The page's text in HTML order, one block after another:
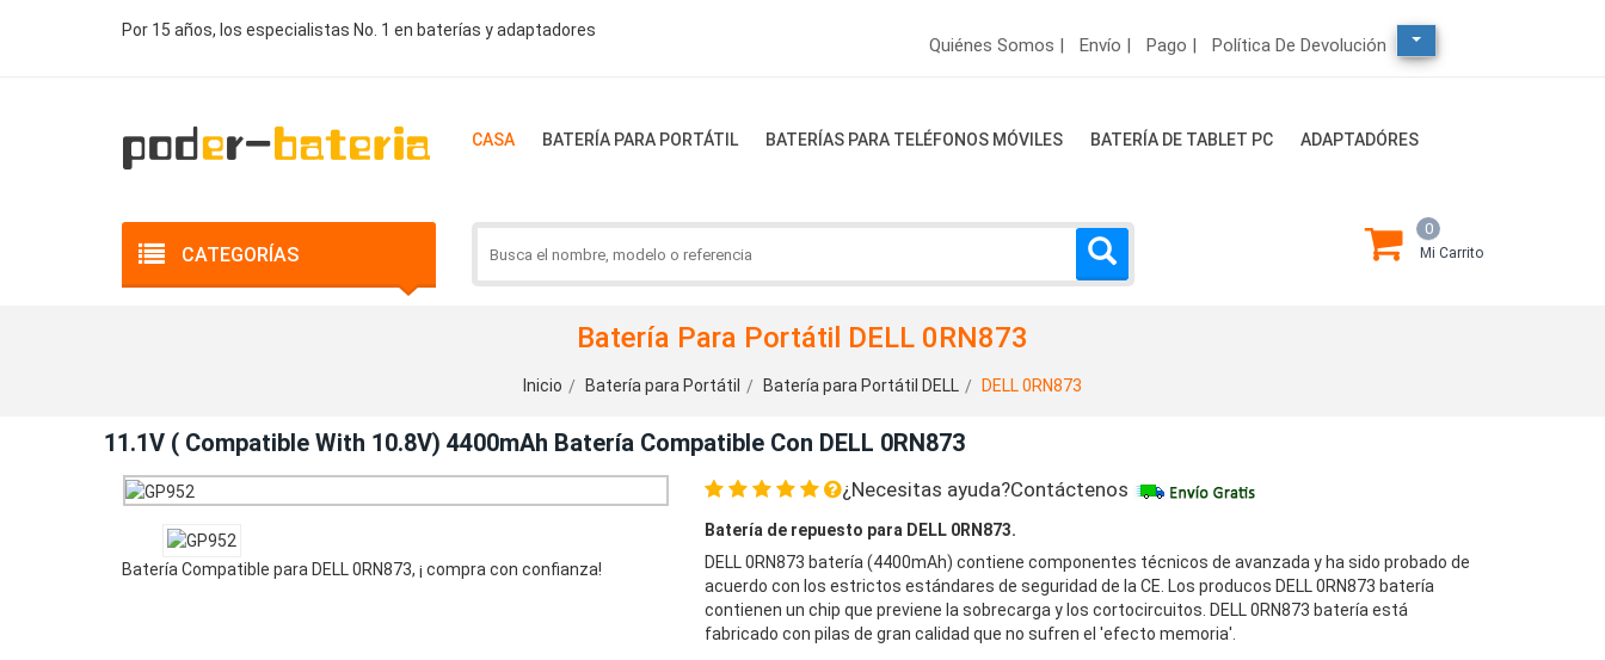
Por 15 años, los especialistas No. 1 en baterías y adaptadores
Quiénes Somos | Envío | Pago | Política De Devolución
CASA BATERÍA PARA PORTÁTIL BATERÍAS PARA TELÉFONOS MÓVILES BATERÍA DE TABLET PC ADAPTADÓRES
CATEGORÍAS
0
Mi Carrito
Batería Para Portátil DELL 0RN873
Inicio Batería para Portátil Batería para Portátil DELL DELL 0RN873
11.1V ( Compatible With 10.8V) 4400mAh Batería Compatible Con DELL 0RN873
Batería Compatible para DELL 0RN873, ¡ compra con confianza!
¿Necesitas ayuda?Contáctenos
Batería de repuesto para DELL 0RN873.
DELL 0RN873 batería (4400mAh) contiene componentes técnicos de avanzada y ha sido probado de
acuerdo con los estrictos estándares de seguridad de la CE. Los producos DELL 0RN873 batería
contienen un chip que previene la sobrecarga y los cortocircuitos. DELL 0RN873 batería está
fabricado con pilas de gran calidad que no sufren el 'efecto memoria'.